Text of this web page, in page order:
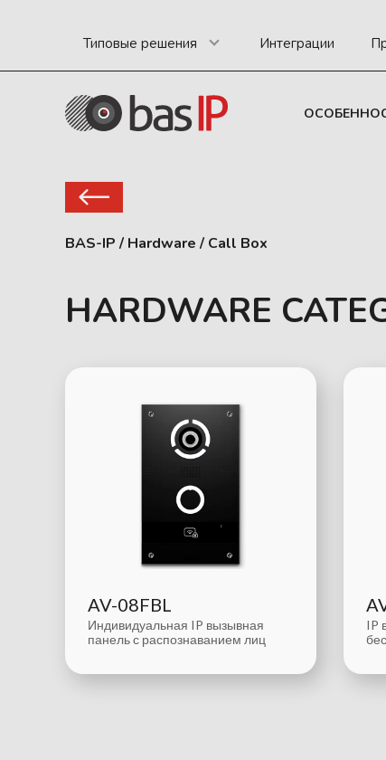
Типовые решения Интеграции
BAS-IP / Hardware / Call Box
HARDWARE
AV-08FBL
Индивидуальная IP вызывная
панель с распознаванием лиц
IP